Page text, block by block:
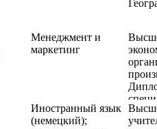
Менеджмент и
маркетинг
Иностранный язык
(немецкий);